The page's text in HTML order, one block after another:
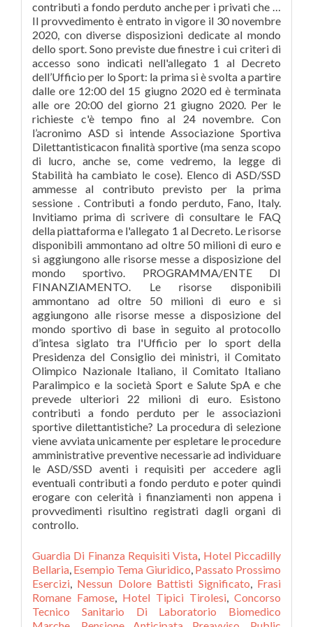
Guardia Di Finanza Requisiti Vista, Hotel Piccadilly
Bellaria, Esempio Tema Giuridico, Passato Prossimo
Esercizi, Nessun Dolore Battisti Significato, Frasi
Romane Famose, Hotel Tipici Tirolesi, Concorso
Tecnico Sanitario Di Laboratorio Biomedico